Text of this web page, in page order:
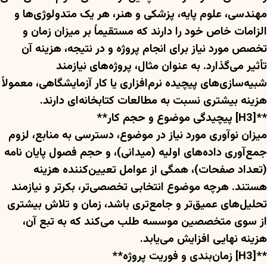
مهندسی، علوم پایه، پزشکی و هنر، هر یک متدولوژی‌ها و
الزامات خاص خود را دارند که مستقیماً بر میزان زمان و
تخصص مورد نیاز برای انجام پروژه و در نتیجه، هزینه آن
تأثیر می‌گذارد. به عنوان مثال، پروژه‌های نیازمند
شبیه‌سازی‌های پیچیده نرم‌افزاری یا کار آزمایشگاهی، معمولاً
هزینه بیشتری نسبت به مطالعات کتابخانه‌ای دارند.
**[H3] پیچیدگی موضوع و حجم کار**
میزان نوآوری مورد نیاز در موضوع، دسترسی به منابع، لزوم
جمع‌آوری داده‌های اولیه (میدانی)، و حجم فصول پایان نامه
(تعداد صفحات)، همگی از عوامل تعیین‌کننده هزینه
هستند. هرچه موضوع انتخابی تخصصی‌تر، بکرتر و نیازمند
تحلیل‌های عمیق‌تر و جامع‌تری باشد، زمان و تلاش بیشتری
از سوی متخصصین موسسه طلب می‌کند که به تبع آن،
هزینه نهایی افزایش می‌یابد.
**[H3] زمان‌بندی و فوریت پروژه**